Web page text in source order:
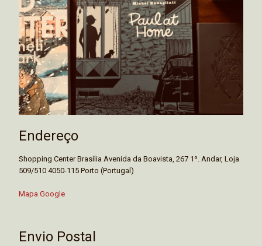
Endereço
Shopping Center Brasília Avenida da Boavista, 267 1º. Andar, Loja
509/510 4050-115 Porto (Portugal)
Mapa Google
Envio Postal